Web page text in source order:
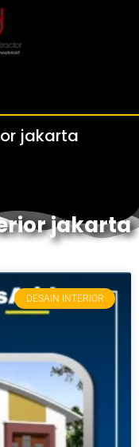
jakarta
jakarta
DESAIN INTERIOR